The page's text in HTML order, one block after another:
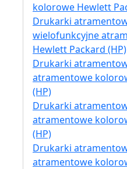
kolorowe Hewlett
Drukarki
wielofunkcyjne
Hewlett Packard (HP)
Drukarki
atramentowe
(HP)
Drukarki
atramentowe
(HP)
Drukarki
atramentowe